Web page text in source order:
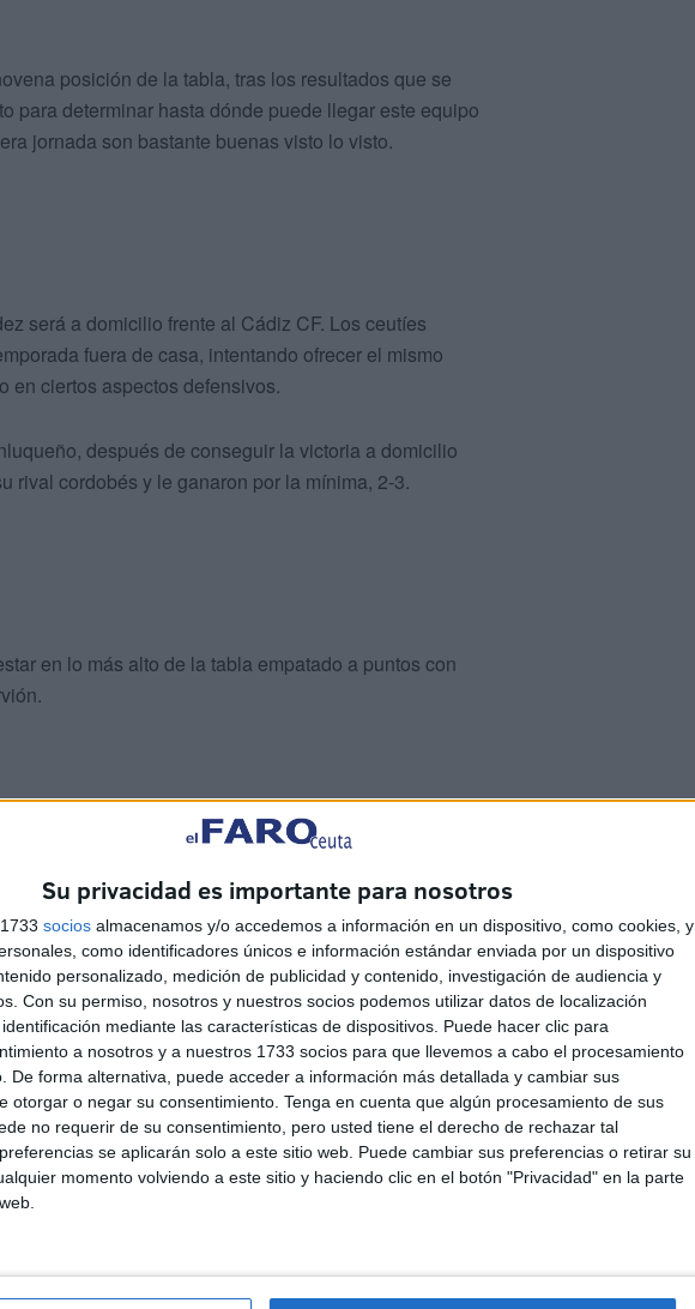
Su privacidad es importante para nosotros
socios almacenamos y/o accedemos a información en un dispositivo, como cookies, y
como identificadores únicos e información estándar enviada por un dispositivo
personalizado, medición de publicidad y contenido, investigación de audiencia y
Con su permiso, nosotros y nuestros socios podemos utilizar datos de localización
mediante las características de dispositivos. Puede hacer clic para
a nosotros y a nuestros 1733 socios para que llevemos a cabo el procesamiento
De forma alternativa, puede acceder a información más detallada y cambiar sus
otorgar o negar su consentimiento. Tenga en cuenta que algún procesamiento de sus
no requerir de su consentimiento, pero usted tiene el derecho de rechazar tal
se aplicarán solo a este sitio web. Puede cambiar sus preferencias o retirar su
momento volviendo a este sitio y haciendo clic en el botón "Privacidad" en la parte
posición de la tabla, tras los resultados que se
para determinar hasta dónde puede llegar este equipo
jornada son bastante buenas visto lo visto.
será a domicilio frente al Cádiz CF. Los ceutíes
fuera de casa, intentando ofrecer el mismo
en ciertos aspectos defensivos.
después de conseguir la victoria a domicilio
rival cordobés y le ganaron por la mínima, 2-3.
en lo más alto de la tabla empatado a puntos con
su victoria por 0-1 ante el Castilleja. Los cordobeses
mucha campaña por delante.
con el triunfo de los béticos por 0-1. La victoria le
a un favorito.